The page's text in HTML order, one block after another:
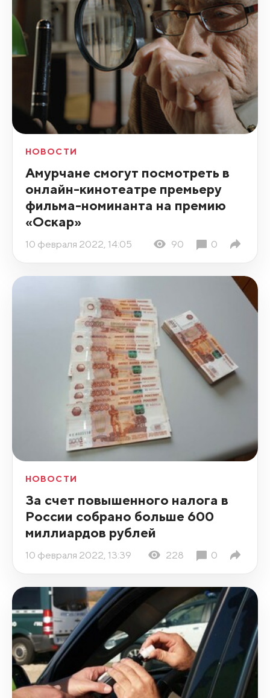
НОВОСТИ
Амурчане смогут посмотреть в
онлайн-кинотеатре премьеру
фильма-номинанта на премию
«Оскар»
10 февраля 2022, 14:05 90 0
НОВОСТИ
За счет повышенного налога в
России собрано больше 600
миллиардов рублей
10 февраля 2022, 13:39 228 0